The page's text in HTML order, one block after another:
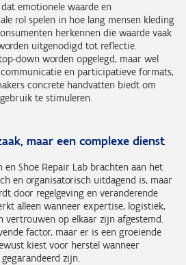
emotionele waarde en
rol spelen in hoe lang mensen kleding
herkennen die waarde vaak
uitgenodigd tot reflectie.
down worden opgelegd, maar wel
en participatieve formats,
concrete handvatten biedt om
te stimuleren.
maar een complexe dienst
Shoe Repair Lab brachten aan het
en organisatorisch uitdagend is, maar
door regelgeving en veranderende
alleen wanneer expertise, logistiek,
vertrouwen op elkaar zijn afgestemd.
factor, maar er is een groeiende
kiest voor herstel wanneer
zijn.